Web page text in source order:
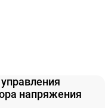
напряжения